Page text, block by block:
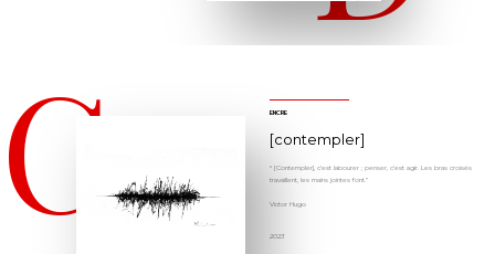
C ENCRE
[contempler]
“ [Contempler], c'est labourer ; penser, c'est agir. Les bras croisés
travaillent, les mains jointes font.”
Victor Hugo
2023